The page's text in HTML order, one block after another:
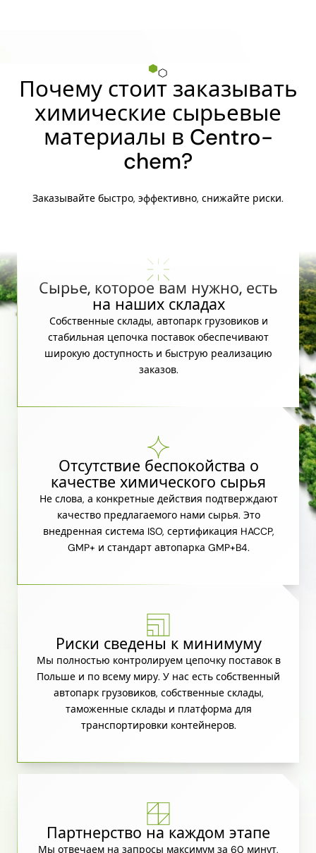
Почему стоит заказывать
химические сырьевые
материалы в Centro-
chem?
Заказывайте быстро, эффективно, снижайте риски.
Сырье, которое вам нужно, есть
на наших складах
Собственные склады, автопарк грузовиков и
стабильная цепочка поставок обеспечивают
широкую доступность и быструю реализацию
заказов.
Отсутствие беспокойства о
качестве химического сырья
Не слова, а конкретные действия подтверждают
качество предлагаемого нами сырья. Это
внедренная система ISO, сертификация HACCP,
GMP+ и стандарт автопарка GMP+B4.
Риски сведены к минимуму
Мы полностью контролируем цепочку поставок в
Польше и по всему миру. У нас есть собственный
автопарк грузовиков, собственные склады,
таможенные склады и платформа для
транспортировки контейнеров.
Партнерство на каждом этапе
Мы отвечаем на запросы максимум за 60 минут,